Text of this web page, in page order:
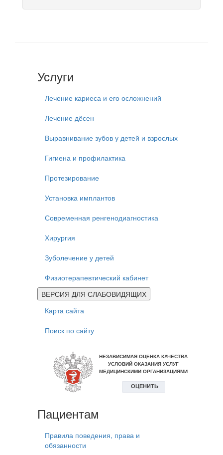
Услуги
Лечение кариеса и его осложнений
Лечение дёсен
Выравнивание зубов у детей и взрослых
Гигиена и профилактика
Протезирование
Установка имплантов
Современная ренгенодиагностика
Хирургия
Зуболечение у детей
Физиотерапевтический кабинет
ВЕРСИЯ ДЛЯ СЛАБОВИДЯЩИХ
Карта сайта
Поиск по сайту
Пациентам
Правила поведения, права и
обязанности